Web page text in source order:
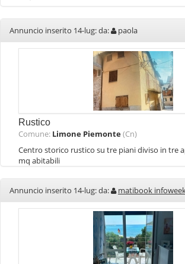
Annuncio inserito 14-lug: da: paola
Rustico
Comune: Limone Piemonte(Cn)
Centro storico rustico su tre piani diviso in tre
mq abitabili
Annuncio inserito 14-lug: da:
matibook